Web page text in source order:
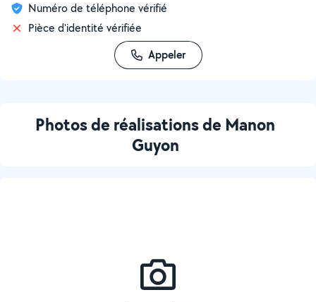
Numéro de téléphone vérifié
Pièce d'identité vérifiée
Appeler
Photos de réalisations de Manon
Guyon